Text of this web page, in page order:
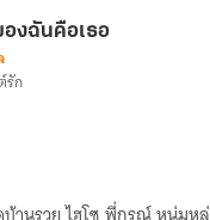
งฉันคือเธอ
รัก